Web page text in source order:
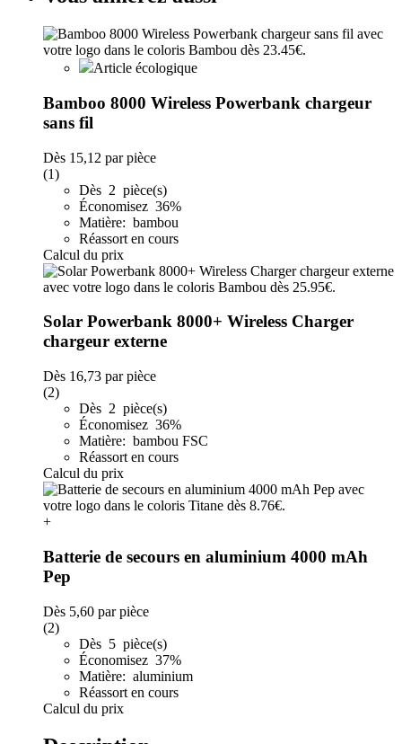
Article écologique
Bamboo 8000 Wireless Powerbank chargeur
sans fil
Dès 15,12 par pièce
(1)
Dès 2 pièce(s)
Économisez 36%
Matière: bambou
Réassort en cours
Calcul du prix
Solar Powerbank 8000+ Wireless Charger
chargeur externe
Dès 16,73 par pièce
(2)
Dès 2 pièce(s)
Économisez 36%
Matière: bambou FSC
Réassort en cours
Calcul du prix
+
Batterie de secours en aluminium 4000 mAh
Pep
Dès 5,60 par pièce
(2)
Dès 5 pièce(s)
Économisez 37%
Matière: aluminium
Réassort en cours
Calcul du prix